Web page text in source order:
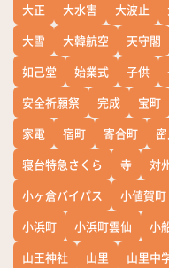
大正
大水害 大波止
大雪
大韓航空 天守閣
如己堂
始業式 子供
安全祈願祭
完成 宝町
家電
宿町 寄合町
寝台特急さくら
寺 対
小ヶ倉バイパス
小値賀町
小浜町
小浜町雲仙 小
山王神社
山里 山里中